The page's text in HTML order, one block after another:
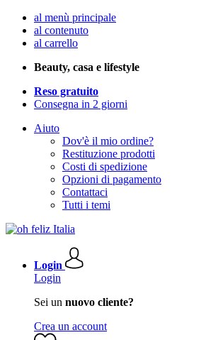
al menù principale
al contenuto
al carrello
Beauty, casa e lifestyle
Reso gratuito
Consegna in 2 giorni
Aiuto
Dov'è il mio ordine?
Restituzione prodotti
Costi di spedizione
Opzioni di pagamento
Contattaci
Tutti i temi
Login
Login
Sei un nuovo cliente?
Crea un account